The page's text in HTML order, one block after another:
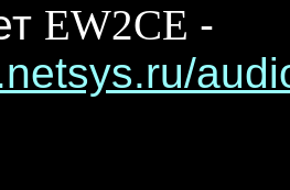
EW2CE -